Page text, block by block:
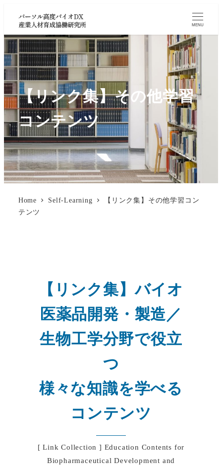
MENU
【リンク集】その他学習
コンテンツ
Home Self-Learning
【リンク集】その他学習コン
テンツ
【リンク集】バイオ
医薬品開発・製造／
生物工学分野で役立
つ
様々な知識を学べる
コンテンツ
[ Link Collection ] Education Contents for
Biopharmaceutical Development and